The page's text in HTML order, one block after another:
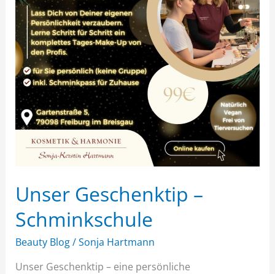
Unser Geschenktip –
Schminkschule
Beauty Blog/Sonja Hartmann
Unser Geschenktip – eine persönliche